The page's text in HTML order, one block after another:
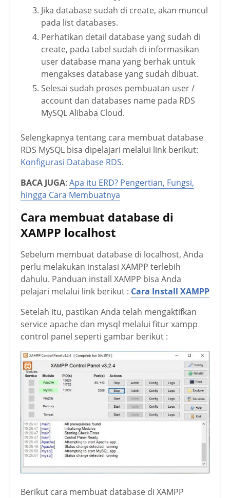
Jika database sudah di create, akan muncul
pada list databases.
Perhatikan detail database yang sudah di
create, pada tabel sudah di informasikan
user database mana yang berhak untuk
mengakses database yang sudah dibuat.
Selesai sudah proses pembuatan user /
account dan databases name pada RDS
MySQL Alibaba Cloud.
Selengkapnya tentang cara membuat database
RDS MySQL bisa dipelajari melalui link berikut:
Konfigurasi Database RDS.
BACA JUGA: Apa itu ERD? Pengertian, Fungsi,
hingga Cara Membuatnya
Cara membuat database di
XAMPP localhost
Sebelum membuat database di localhost, Anda
perlu melakukan instalasi XAMPP terlebih
dahulu. Panduan install XAMPP bisa Anda
pelajari melalui link berikut : Cara Install XAMPP
Setelah itu, pastikan Anda telah mengaktifkan
service apache dan mysql melalui fitur xampp
control panel seperti gambar berikut :
Berikut cara membuat database di XAMPP